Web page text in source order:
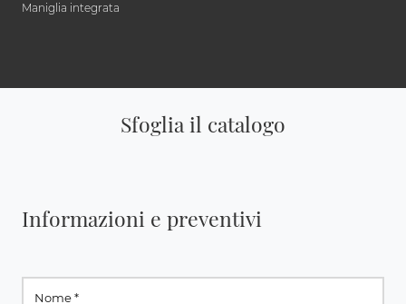
Maniglia integrata
Sfoglia il catalogo
Informazioni e preventivi